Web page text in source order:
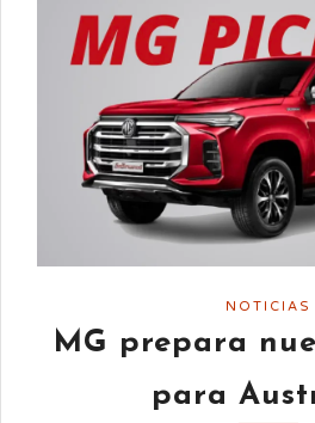
NOTICIAS
MG prepara
para